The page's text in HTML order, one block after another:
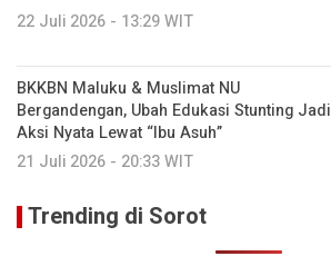
22 Juli 2026 - 13:29 WIT
BKKBN Maluku & Muslimat NU
Bergandengan, Ubah Edukasi Stunting Jadi
Aksi Nyata Lewat “Ibu Asuh”
21 Juli 2026 - 20:33 WIT
Trending di Sorot